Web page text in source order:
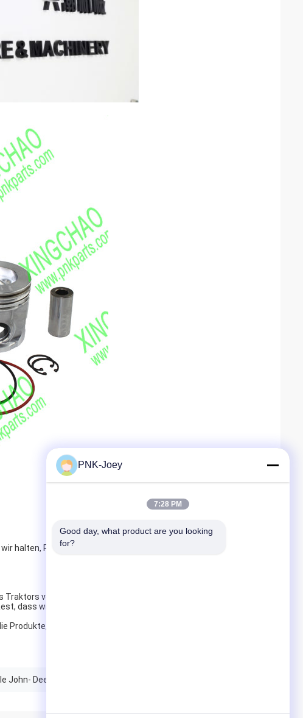
halten, Produkte zu aktualisieren. Treten Sie mit uns, wir
verkaufen, und haben Kunden in mehr als 20 Ländern auf
dass wir langfristiges Geschäft tätigen können.
Produkte, die besonders angefertigt werden müssen, dauern
John- Deeretraktors
PNK-Joey
7:28 PM
Good day, what product are you looking
for?